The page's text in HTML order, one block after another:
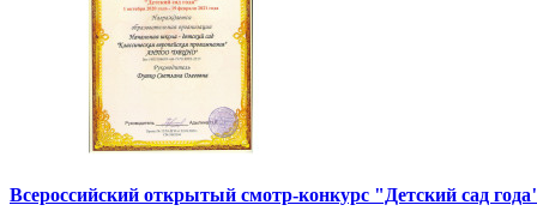
Всероссийский открытый смотр-конкурс "Детский сад